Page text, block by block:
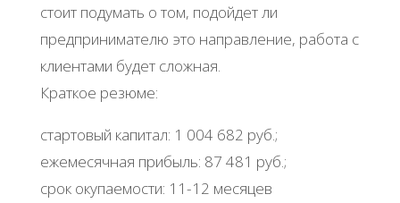
стоит подумать о том, подойдет ли
предпринимателю это направление, работа с
клиентами будет сложная.
Краткое резюме:
стартовый капитал: 1 004 682 руб.;
ежемесячная прибыль: 87 481 руб.;
срок окупаемости: 11-12 месяцев